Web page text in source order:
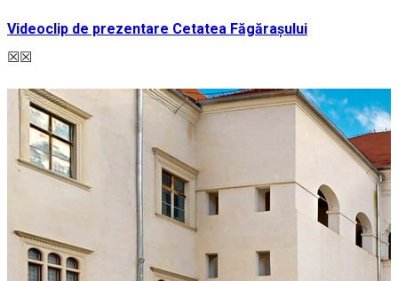
Videoclip de prezentare Cetatea Făgărașului
☒☒